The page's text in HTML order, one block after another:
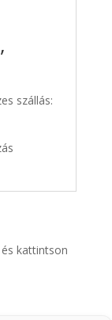
szállás:
kattintson